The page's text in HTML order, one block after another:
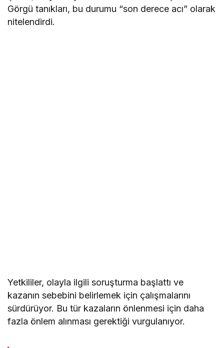
Görgü tanıkları, bu durumu “son derece acı” olarak
nitelendirdi.
Yetkililer, olayla ilgili soruşturma başlattı ve
kazanın sebebini belirlemek için çalışmalarını
sürdürüyor. Bu tür kazaların önlenmesi için daha
fazla önlem alınması gerektiği vurgulanıyor.